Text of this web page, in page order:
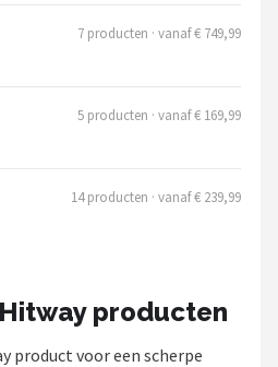
7 producten · vanaf € 749,99
5 producten · vanaf € 169,99
14 producten · vanaf € 239,99
producten
product voor een scherpe